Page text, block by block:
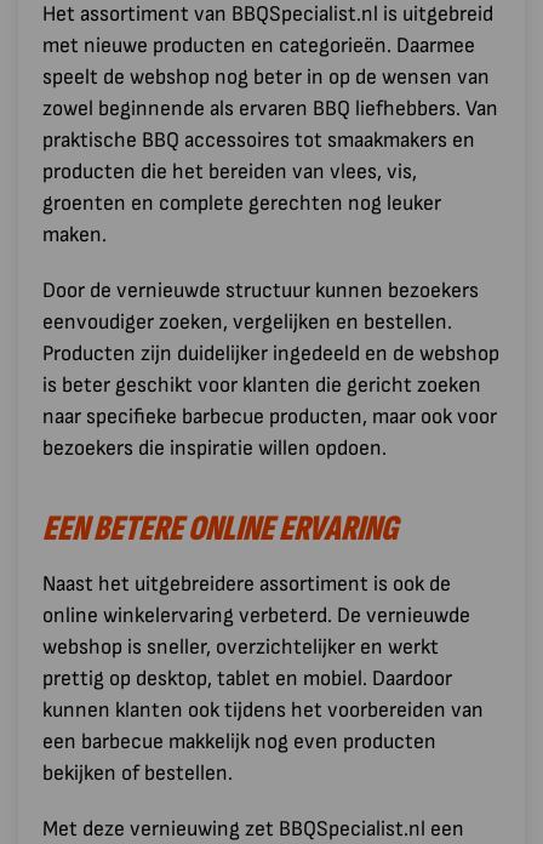
Het assortiment van BBQSpecialist.nl is uitgebreid
met nieuwe producten en categorieën. Daarmee
speelt de webshop nog beter in op de wensen van
zowel beginnende als ervaren BBQ liefhebbers. Van
praktische BBQ accessoires tot smaakmakers en
producten die het bereiden van vlees, vis,
groenten en complete gerechten nog leuker
maken.
Door de vernieuwde structuur kunnen bezoekers
eenvoudiger zoeken, vergelijken en bestellen.
Producten zijn duidelijker ingedeeld en de webshop
is beter geschikt voor klanten die gericht zoeken
naar specifieke barbecue producten, maar ook voor
bezoekers die inspiratie willen opdoen.
EEN BETERE ONLINE ERVARING
Naast het uitgebreidere assortiment is ook de
online winkelervaring verbeterd. De vernieuwde
webshop is sneller, overzichtelijker en werkt
prettig op desktop, tablet en mobiel. Daardoor
kunnen klanten ook tijdens het voorbereiden van
een barbecue makkelijk nog even producten
bekijken of bestellen.
Met deze vernieuwing zet BBQSpecialist.nl een